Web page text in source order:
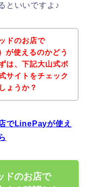
といいですよ♪
ドのお店で
が使えるのかどう
は、下記大山式ボ
サイトをチェック
ょうか？
でLinePayが使え
ドのお店で